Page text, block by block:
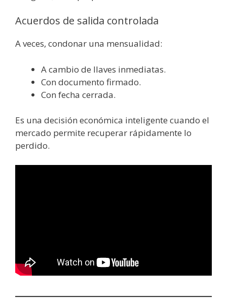
Acuerdos de salida controlada
A veces, condonar una mensualidad:
A cambio de llaves inmediatas.
Con documento firmado.
Con fecha cerrada.
Es una decisión económica inteligente cuando el
mercado permite recuperar rápidamente lo
perdido.